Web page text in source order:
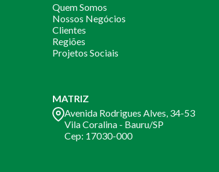
Quem Somos
Nossos Negócios
Clientes
Regiões
Projetos Sociais
MATRIZ
Avenida Rodrigues Alves, 34-53
Vila Coralina - Bauru/SP
Cep: 17030-000